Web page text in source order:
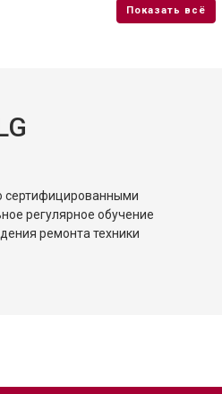
сертифицированными
регулярное обучение
ремонта техники